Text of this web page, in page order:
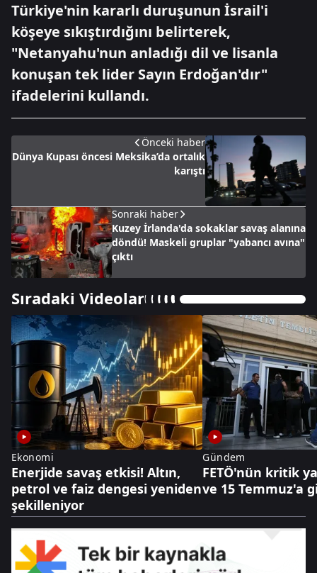
Türkiye'nin kararlı duruşunun İsrail'i
köşeye sıkıştırdığını belirterek,
"Netanyahu'nun anladığı dil ve lisanla
konuşan tek lider Sayın Erdoğan'dır"
ifadelerini kullandı.
Önceki haber
Dünya Kupası öncesi Meksika’da ortalık
karıştı
Sonraki haber
Kuzey İrlanda'da sokaklar savaş alanına
döndü! Maskeli gruplar "yabancı avına"
çıktı
Sıradaki Videolar
Ekonomi
Enerjide savaş etkisi! Altın,
petrol ve faiz dengesi yeniden
şekilleniyor
Gündem
FETÖ'nün kritik
ve 15 Temmuz'a